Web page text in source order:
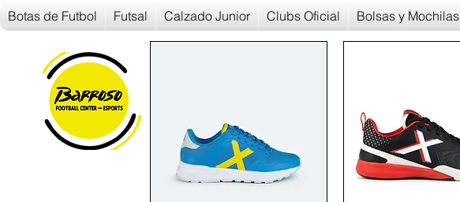
Botas de Futbol Futsal Calzado Junior Clubs Oficial Bolsas y Mochilas